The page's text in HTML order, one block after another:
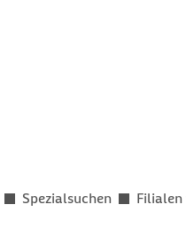
Spezialsuchen Filialen